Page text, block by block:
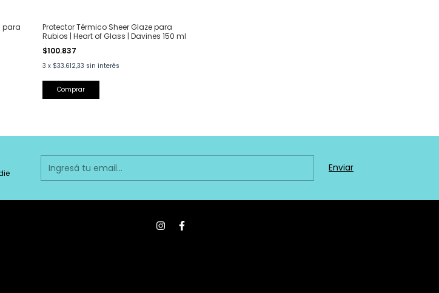
para
Protector Térmico Sheer Glaze para
Rubios | Heart of Glass | Davines 150 ml
$100.837
3 x $33.612,33 sin interés